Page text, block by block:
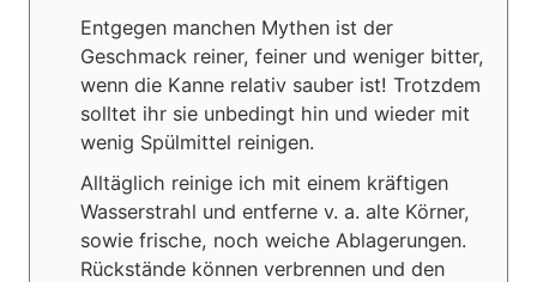
Entgegen manchen Mythen ist der
Geschmack reiner, feiner und weniger bitter,
wenn die Kanne relativ sauber ist! Trotzdem
solltet ihr sie unbedingt hin und wieder mit
wenig Spülmittel reinigen.
Alltäglich reinige ich mit einem kräftigen
Wasserstrahl und entferne v. a. alte Körner,
sowie frische, noch weiche Ablagerungen.
Rückstände können verbrennen und den